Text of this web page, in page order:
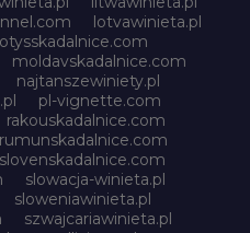
lotvawinieta.pl
moldavskadalnice.com
najtanszewiniety.pl
pl-vignette.com
rakouskadalnice.com
rumunskadalnice.com
slovenskadalnice.com
slowacja-winieta.pl
sloweniawinieta.pl
szwajcariawinieta.pl